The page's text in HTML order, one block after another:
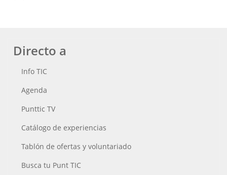
Directo a
Info TIC
Agenda
Punttic TV
Catálogo de experiencias
Tablón de ofertas y voluntariado
Busca tu Punt TIC